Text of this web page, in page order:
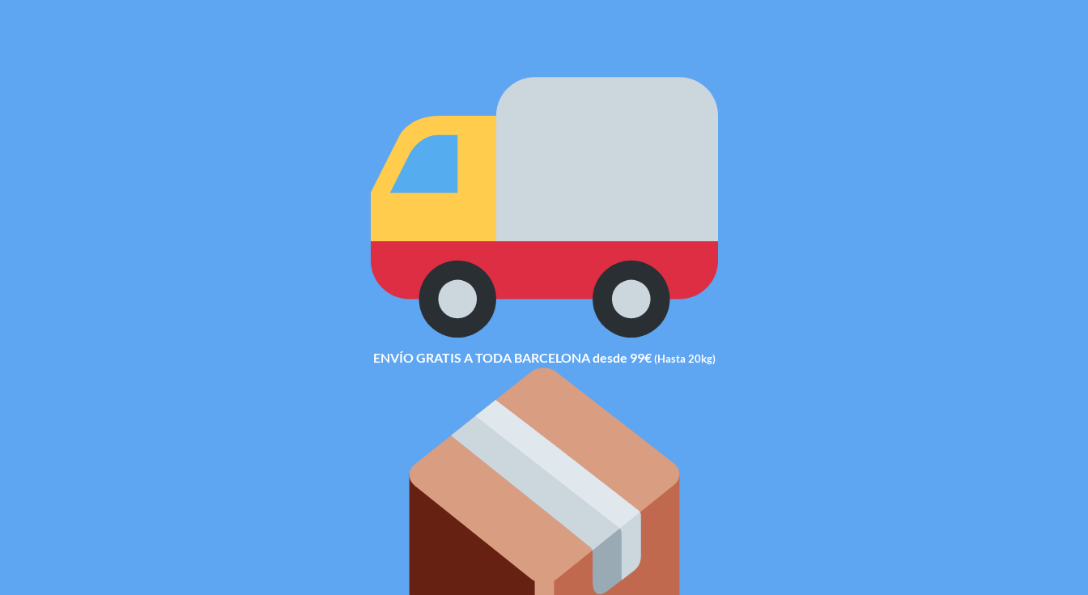
ENVÍO GRATIS A TODA BARCELONA desde 99€(Hasta 20kg)